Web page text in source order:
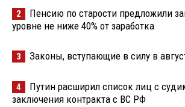
2
Пенсию по старости предложили
уровне не ниже 40% от заработка
3 Законы, вступающие в силу в
4
Путин расширил список лиц с
заключения контракта с ВС РФ